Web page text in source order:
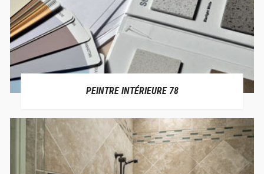
PEINTRE INTÉRIEURE 78